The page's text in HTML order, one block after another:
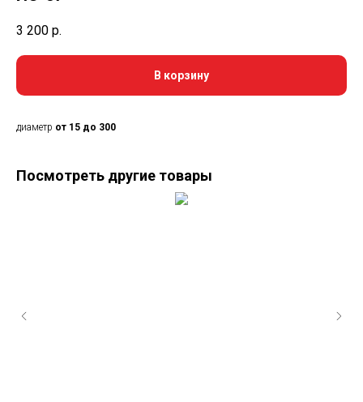
3 200 р.
В корзину
диаметр от 15 до 300
Посмотреть другие товары